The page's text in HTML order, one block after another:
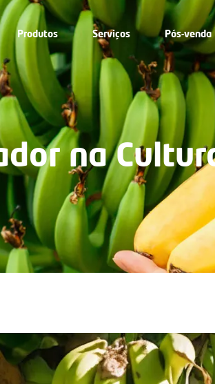
Produtos Serviços Pós-venda
na